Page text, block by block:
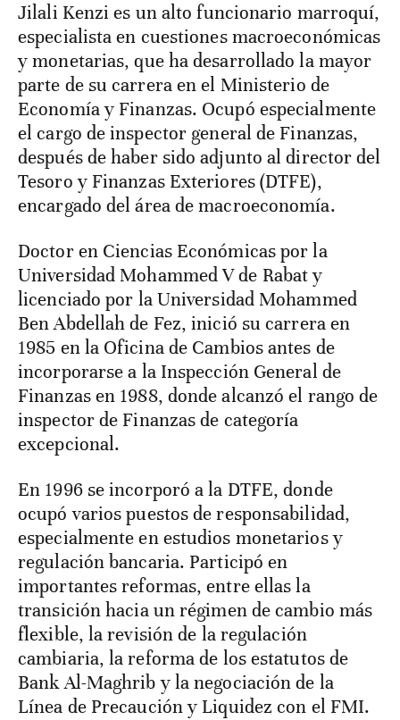
Jilali Kenzi es un alto funcionario marroquí,
especialista en cuestiones macroeconómicas
y monetarias, que ha desarrollado la mayor
parte de su carrera en el Ministerio de
Economía y Finanzas. Ocupó especialmente
el cargo de inspector general de Finanzas,
después de haber sido adjunto al director del
Tesoro y Finanzas Exteriores (DTFE),
encargado del área de macroeconomía.
Doctor en Ciencias Económicas por la
Universidad Mohammed V de Rabat y
licenciado por la Universidad Mohammed
Ben Abdellah de Fez, inició su carrera en
1985 en la Oficina de Cambios antes de
incorporarse a la Inspección General de
Finanzas en 1988, donde alcanzó el rango de
inspector de Finanzas de categoría
excepcional.
En 1996 se incorporó a la DTFE, donde
ocupó varios puestos de responsabilidad,
especialmente en estudios monetarios y
regulación bancaria. Participó en
importantes reformas, entre ellas la
transición hacia un régimen de cambio más
flexible, la revisión de la regulación
cambiaria, la reforma de los estatutos de
Bank Al-Maghrib y la negociación de la
Línea de Precaución y Liquidez con el FMI.